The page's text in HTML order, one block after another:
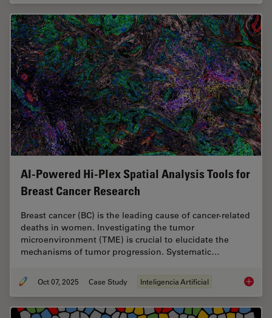
AI-Powered Hi-Plex Spatial Analysis Tools for
Breast Cancer Research
Breast cancer (BC) is the leading cause of cancer-related
deaths in women. Investigating the tumor
microenvironment (TME) is crucial to elucidate the
mechanisms of tumor progression. Systematic…
Oct 07, 2025 Case Study Inteligencia Artificial AI-